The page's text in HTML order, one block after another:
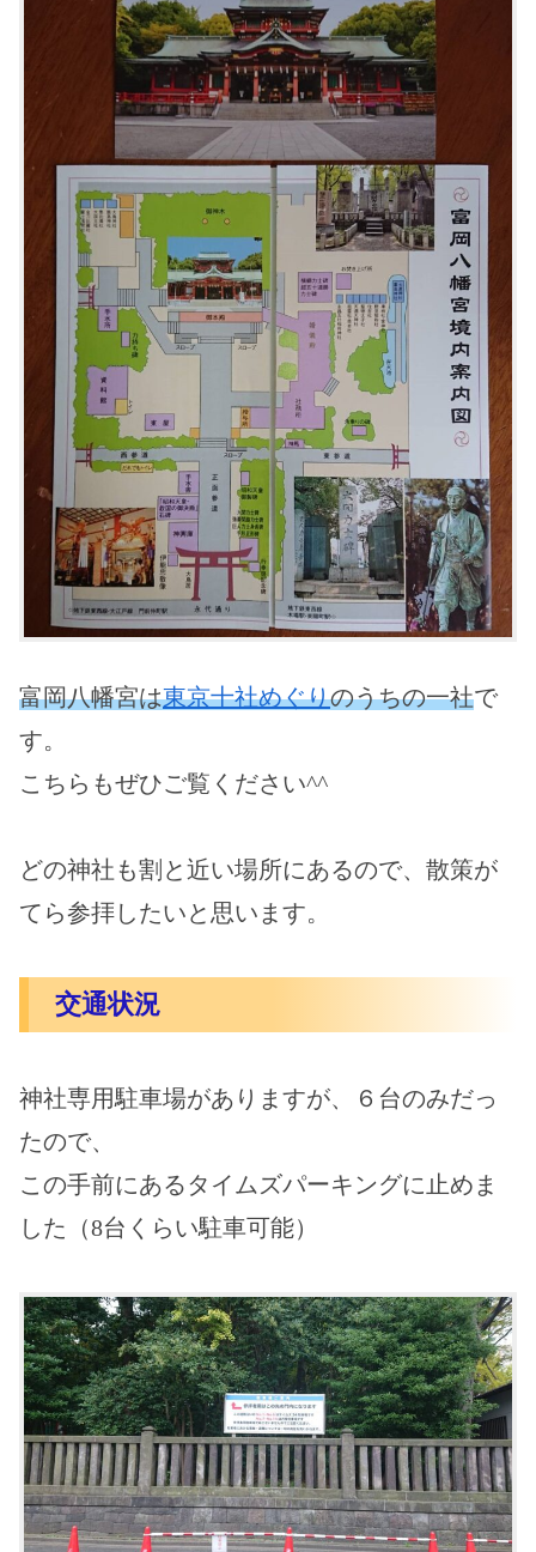
富岡八幡宮は東京十社めぐりのうちの一社で
す。
こちらもぜひご覧ください^^
どの神社も割と近い場所にあるので、散策が
てら参拝したいと思います。
交通状況
神社専用駐車場がありますが、６台のみだっ
たので、
この手前にあるタイムズパーキングに止めま
した（8台くらい駐車可能）